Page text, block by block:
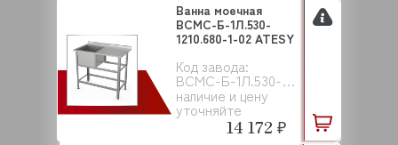
Код завода:
ВСМС-Б-1Л.530-1210.680-1-02
наличие и цену
уточняйте
Ванна моечная
ВСМС-Б-1Л.530-
1210.680-1-02 ATESY
14 172 ₽